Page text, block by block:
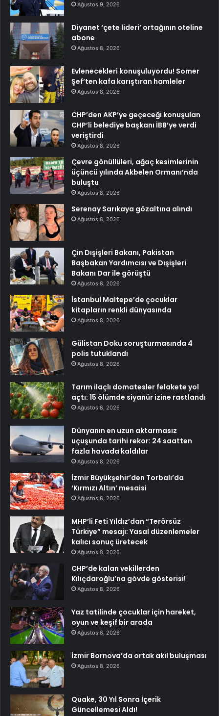
Ağustos 9, 2026
Diyanet ‘çete lideri’ ortağının oteline
abone
Ağustos 8, 2026
Evlenecekleri konuşuluyordu! Somer
Şef’ten kafa karıştıran hamleler
Ağustos 8, 2026
CHP’den AKP’ye geçeceği konuşulan
CHP’li belediye başkanı İBB’ye verdi
veriştirdi
Ağustos 8, 2026
Çevre gönüllüleri, ağaç kesimlerinin
üçüncü yılında Akbelen Ormanı’nda
buluştu
Ağustos 8, 2026
Serenay Sarıkaya gözaltına alındı
Ağustos 8, 2026
Çin Dışişleri Bakanı, Pakistan
Başbakan Yardımcısı ve Dışişleri
Bakanı Dar ile görüştü
Ağustos 8, 2026
İstanbul Maltepe’de çocuklar
kitapların renkli dünyasında
Ağustos 8, 2026
Gülistan Doku soruşturmasında 4
polis tutuklandı
Ağustos 8, 2026
Tarım ilaçlı domatesler felakete yol
açtı: 15 ölümde siyanür izine rastlandı
Ağustos 8, 2026
Dünyanın en uzun aktarmasız
uçuşunda tarihi rekor: 24 saatten
fazla havada kaldılar
Ağustos 8, 2026
İzmir Büyükşehir’den Torbalı’da
‘Kırmızı Altın’ mesaisi
Ağustos 8, 2026
MHP’li Feti Yıldız’dan “Terörsüz
Türkiye” mesajı: Yasal düzenlemeler
kalıcı sonuç üretecek
Ağustos 8, 2026
CHP’de kalan vekillerden
Kılıçdaroğlu’na gövde gösterisi!
Ağustos 8, 2026
Yaz tatilinde çocuklar için hareket,
oyun ve keşif bir arada
Ağustos 8, 2026
İzmir Bornova’da ortak akıl buluşması
Ağustos 8, 2026
Quake, 30 Yıl Sonra İçerik
Güncellemesi Aldı!